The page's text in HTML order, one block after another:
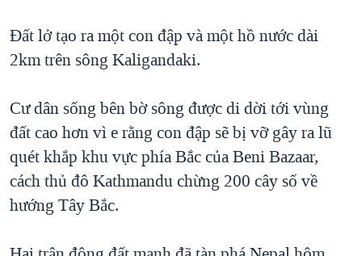
TRỊNH VĨNH BÌNH VS. CHÍNH PHỦ VIỆT NAM
NGƯ DÂN VIỆT VÀ LÀN SÓNG TRỘM HẢI SÂM
BÊN KIA QUỐC LỘ: TIẾNG VỌNG TỪ NÔNG THÔN MỸ
QUAN HỆ VIỆT MỸ
Đất lở tạo ra một con đập và một hồ nước dài
2km trên sông Kaligandaki.
Cư dân sống bên bờ sông được di dời tới vùng
đất cao hơn vì e rằng con đập sẽ bị vỡ gây ra lũ
quét khắp khu vực phía Bắc của Beni Bazaar,
cách thủ đô Kathmandu chừng 200 cây số về
hướng Tây Bắc.